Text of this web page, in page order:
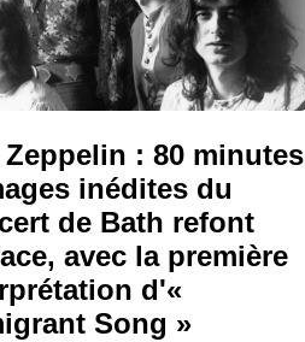
Zeppelin : 80 minutes
inédites du
de Bath refont
avec la première
d'«
Song »